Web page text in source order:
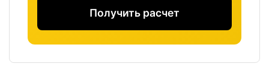
Получить расчет